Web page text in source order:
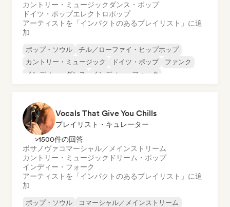
カントリー・ミュージック ダンス・ポップ
ドイツ・ポップエレクトロポップ
アーティストを「インパクトのあるプレイリスト」に追
加
ポップ・ソウル
チル／ローファイ・ヒップホップ
カントリー・ミュージック
ドイツ・ポップ
ファンク
インディー・ダンス
インディー・フォーク
Vocals That Give You Chills
プレイリスト・キュレーター
>1500件の回答
ボサノヴァコマーシャル／メインストリーム
カントリー・ミュージック ドリーム・ポップ
インディー・フォーク
アーティストを「インパクトのあるプレイリスト」に追
加
ポップ・ソウル
コマーシャル／メインストリーム